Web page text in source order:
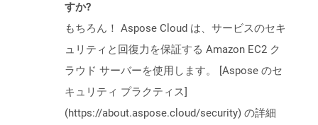
すか?
もちろん！ Aspose Cloud は、サービスのセキ
ュリティと回復力を保証する Amazon EC2 ク
ラウド サーバーを使用します。 [Aspose のセ
キュリティ プラクティス]
(https://about.aspose.cloud/security) の詳細